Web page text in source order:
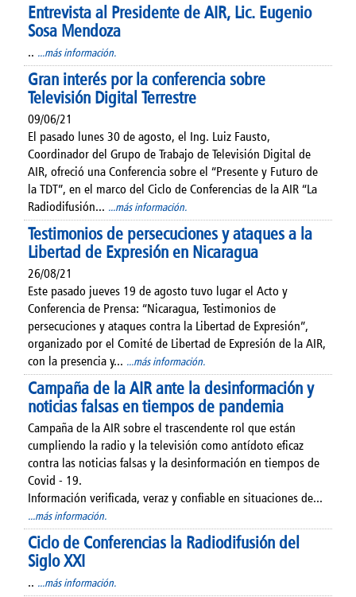
Entrevista al Presidente de AIR, Lic. Eugenio
Sosa Mendoza
.. ...más información.
Gran interés por la conferencia sobre
Televisión Digital Terrestre
09/06/21
El pasado lunes 30 de agosto, el Ing. Luiz Fausto,
Coordinador del Grupo de Trabajo de Televisión Digital de
AIR, ofreció una Conferencia sobre el “Presente y Futuro de
la TDT”, en el marco del Ciclo de Conferencias de la AIR “La
Radiodifusión... ...más información.
Testimonios de persecuciones y ataques a la
Libertad de Expresión en Nicaragua
26/08/21
Este pasado jueves 19 de agosto tuvo lugar el Acto y
Conferencia de Prensa: “Nicaragua, Testimonios de
persecuciones y ataques contra la Libertad de Expresión”,
organizado por el Comité de Libertad de Expresión de la AIR,
con la presencia y... ...más información.
Campaña de la AIR ante la desinformación y
noticias falsas en tiempos de pandemia
Campaña de la AIR sobre el trascendente rol que están
cumpliendo la radio y la televisión como antídoto eficaz
contra las noticias falsas y la desinformación en tiempos de
Covid - 19.
Información verificada, veraz y confiable en situaciones de...
...más información.
Ciclo de Conferencias la Radiodifusión del
Siglo XXI
.. ...más información.